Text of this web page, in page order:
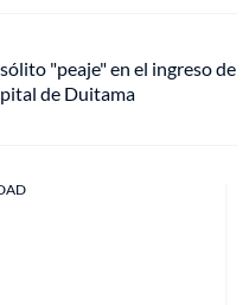
"peaje" en el ingreso de
de Duitama